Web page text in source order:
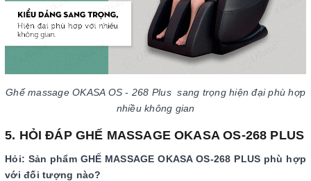
Ghế massage OKASA OS - 268 Plus sang trọng hiện đại phù hợp
nhiều không gian
5. HỎI ĐÁP GHẾ MASSAGE OKASA OS-268 PLUS
Hỏi: Sản phẩm GHẾ MASSAGE OKASA OS-268 PLUS phù hợp
với đối tượng nào?